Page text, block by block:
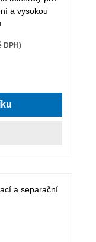
a vysokou
DPH)